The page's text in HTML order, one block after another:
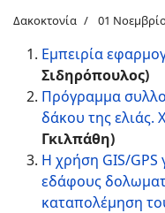
Δακοκτονία 01
Εμπειρία
Σιδηρόπουλος)
Πρόγραμμα
δάκου της ελιάς.
Γκιλπάθη)
Η χρήση GIS/GPS
εδάφους
καταπολέμηση